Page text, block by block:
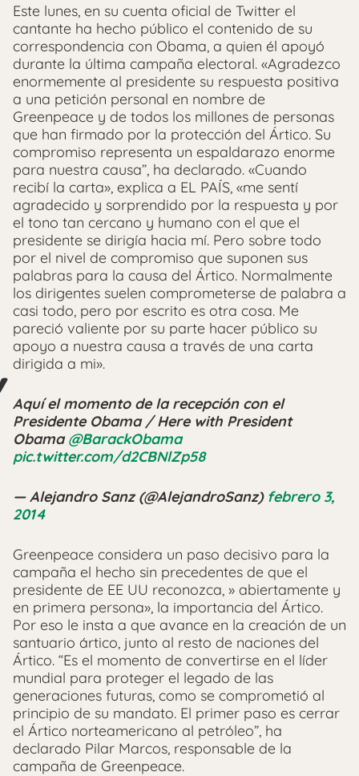
Este lunes, en su cuenta oficial de Twitter el
cantante ha hecho público el contenido de su
correspondencia con Obama, a quien él apoyó
durante la última campaña electoral. «Agradezco
enormemente al presidente su respuesta positiva
a una petición personal en nombre de
Greenpeace y de todos los millones de personas
que han firmado por la protección del Ártico. Su
compromiso representa un espaldarazo enorme
para nuestra causa”, ha declarado. «Cuando
recibí la carta», explica a EL PAÍS, «me sentí
agradecido y sorprendido por la respuesta y por
el tono tan cercano y humano con el que el
presidente se dirigía hacia mí. Pero sobre todo
por el nivel de compromiso que suponen sus
palabras para la causa del Ártico. Normalmente
los dirigentes suelen comprometerse de palabra a
casi todo, pero por escrito es otra cosa. Me
pareció valiente por su parte hacer público su
apoyo a nuestra causa a través de una carta
dirigida a mi».
Aquí el momento de la recepción con el
Presidente Obama / Here with President
Obama@BarackObama
pic.twitter.com/d2CBNlZp58
— Alejandro Sanz (@AlejandroSanz) febrero 3,
2014
Greenpeace considera un paso decisivo para la
campaña el hecho sin precedentes de que el
presidente de EE UU reconozca, » abiertamente y
en primera persona», la importancia del Ártico.
Por eso le insta a que avance en la creación de un
santuario ártico, junto al resto de naciones del
Ártico. “Es el momento de convertirse en el líder
mundial para proteger el legado de las
generaciones futuras, como se comprometió al
principio de su mandato. El primer paso es cerrar
el Ártico norteamericano al petróleo”, ha
declarado Pilar Marcos, responsable de la
campaña de Greenpeace.